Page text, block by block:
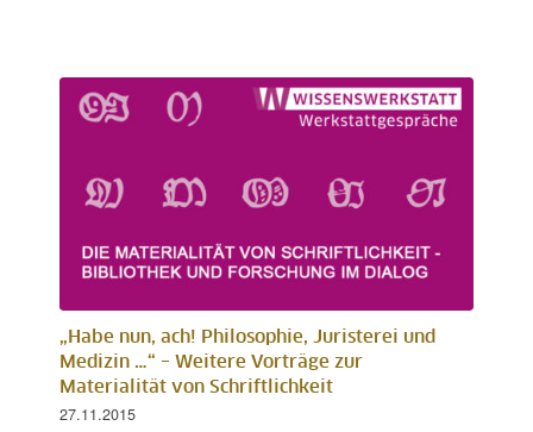
„Habe nun, ach! Philosophie, Juristerei und
Medizin …“ – Weitere Vorträge zur
Materialität von Schriftlichkeit
27.11.2015